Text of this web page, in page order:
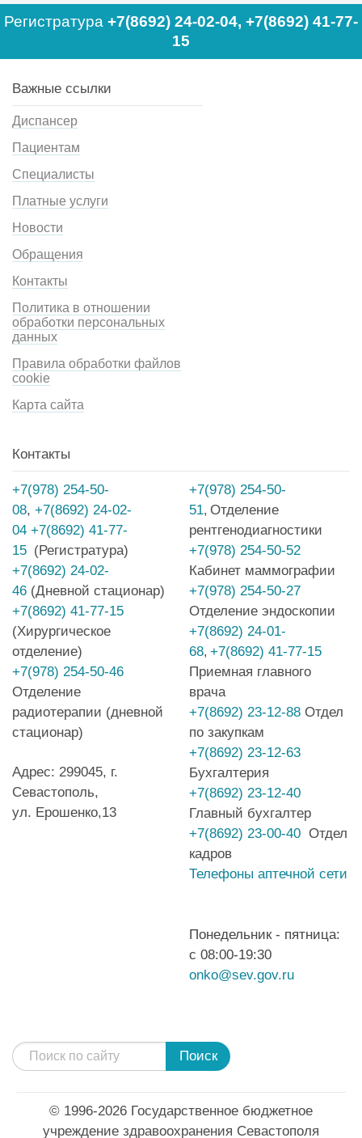
Регистратура +7(8692) 24-02-04, +7(8692) 41-77-
15
Важные ссылки
Диспансер
Пациентам
Специалисты
Платные услуги
Новости
Обращения
Контакты
Политика в отношении
обработки персональных
данных
Правила обработки файлов
cookie
Карта сайта
Контакты
+7(978) 254-50-
08, +7(8692) 24-02-
04 +7(8692) 41-77-
15 (Регистратура)
+7(8692) 24-02-
46 (Дневной стационар)
+7(8692) 41-77-15
(Хирургическое
отделение)
+7(978) 254-50-46
Отделение
радиотерапии (дневной
стационар)
Адрес: 299045, г.
Севастополь,
ул. Ерошенко,13
+7(978) 254-50-
51, Отделение
рентгенодиагностики
+7(978) 254-50-52
Кабинет маммографии
+7(978) 254-50-27
Отделение эндоскопии
+7(8692) 24-01-
68, +7(8692) 41-77-15
Приемная главного
врача
+7(8692) 23-12-88 Отдел
по закупкам
+7(8692) 23-12-63
Бухгалтерия
+7(8692) 23-12-40
Главный бухгалтер
+7(8692) 23-00-40 Отдел
кадров
Телефоны аптечной сети
Понедельник - пятница:
с 08:00-19:30
onko@sev.gov.ru
Поиск
© 1996-2026 Государственное бюджетное
учреждение здравоохранения Севастополя